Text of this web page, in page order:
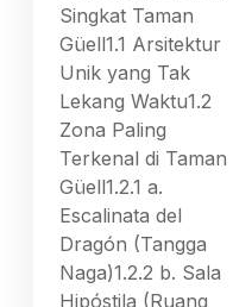
Singkat Taman
Güell1.1 Arsitektur
Unik yang Tak
Lekang Waktu1.2
Zona Paling
Terkenal di Taman
Güell1.2.1 a.
Escalinata del
Dragón (Tangga
Naga)1.2.2 b. Sala
Hipóstila (Ruang